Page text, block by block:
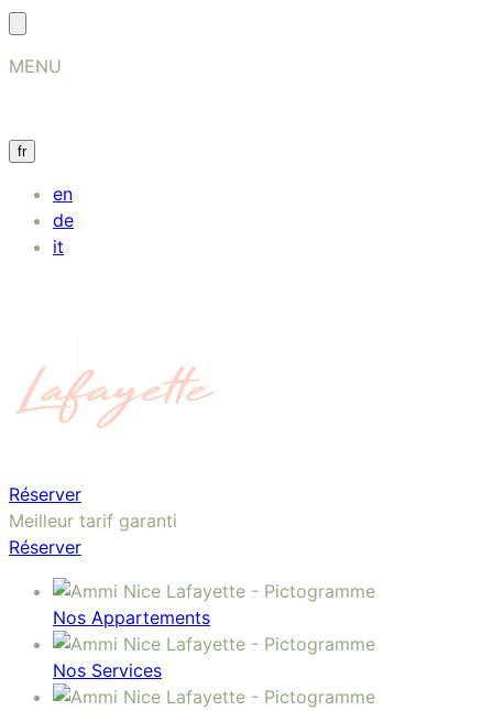
MENU
fr
en
de
it
Réserver
Meilleur tarif garanti
Réserver
Nos Appartements
Nos Services